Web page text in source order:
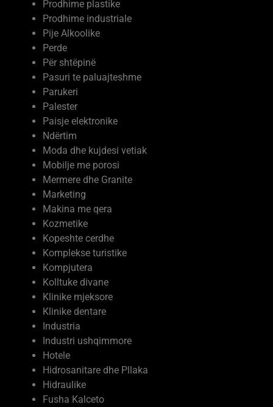
Prodhime plastike
Prodhime industriale
Pije Alkoolike
Perde
Për shtëpinë
Pasuri te paluajteshme
Parukeri
Palester
Paisje elektronike
Ndërtim
Moda dhe kujdesi vetiak
Mobilje me porosi
Mermere dhe Granite
Marketing
Makina me qera
Kozmetike
Kopeshte cerdhe
Komplekse turistike
Kompjutera
Kolltuke divane
Klinike mjeksore
Klinike dentare
Industria
Industri ushqimmore
Hotele
Hidrosanitare dhe Pllaka
Hidraulike
Fusha Kalceto